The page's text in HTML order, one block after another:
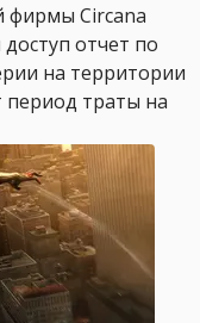
фирмы Circana
отчет по
на территории
период траты на